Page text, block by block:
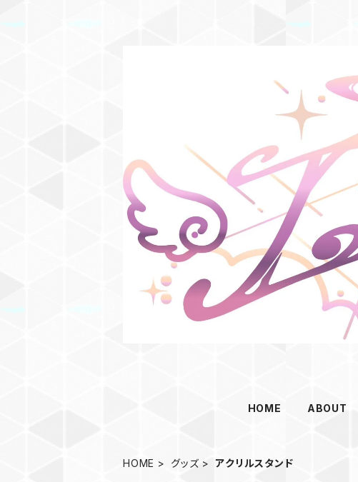
HOME ABOUT
HOME グッズ アクリルスタンド